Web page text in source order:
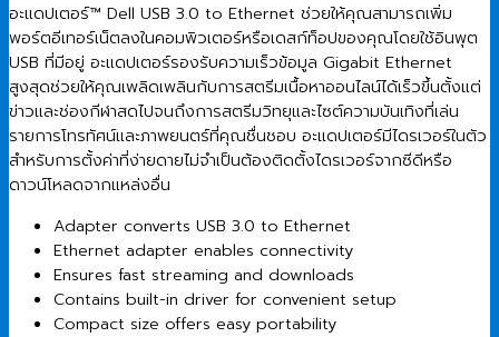
อะแดปเตอร์™ Dell USB 3.0 to Ethernet ช่วยให้คุณสามารถเพิ่ม
พอร์ตอีเทอร์เน็ตลงในคอมพิวเตอร์หรือเดสก์ท็อปของคุณโดยใช้อินพุต
USB ที่มีอยู่ อะแดปเตอร์รองรับความเร็วข้อมูล Gigabit Ethernet
สูงสุดช่วยให้คุณเพลิดเพลินกับการสตรีมเนื้อหาออนไลน์ได้เร็วขึ้นตั้งแต่
ข่าวและช่องกีฬาสดไปจนถึงการสตรีมวิทยุและไซต์ความบันเทิงที่เล่น
รายการโทรทัศน์และภาพยนตร์ที่คุณชื่นชอบ อะแดปเตอร์มีไดรเวอร์ในตัว
สําหรับการตั้งค่าที่ง่ายดายไม่จําเป็นต้องติดตั้งไดรเวอร์จากซีดีหรือ
ดาวน์โหลดจากแหล่งอื่น
Adapter converts USB 3.0 to Ethernet
Ethernet adapter enables connectivity
Ensures fast streaming and downloads
Contains built-in driver for convenient setup
Compact size offers easy portability